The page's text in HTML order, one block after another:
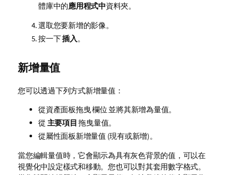
體庫中的應用程式中資料夾。
選取您要新增的影像。
按一下插入。
新增量值
您可以透過下列方式新增量值：
從資產面板拖曳欄位 並將其新增為量值。
從 主要項目 拖曳量值。
從屬性面板新增量值 (現有或新增)。
當您編輯量值時，它會顯示為具有灰色背景的值，可以在
視覺化中設定樣式和移動。您也可以對其套用數字格式。